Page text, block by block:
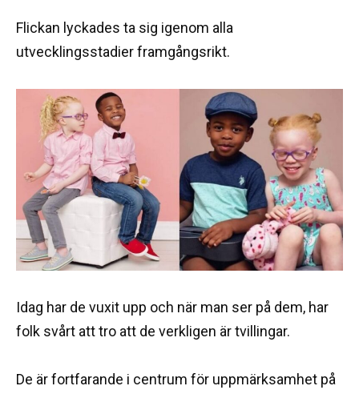
Flickan lyckades ta sig igenom alla
utvecklingsstadier framgångsrikt.
Idag har de vuxit upp och när man ser på dem, har
folk svårt att tro att de verkligen är tvillingar.
De är fortfarande i centrum för uppmärksamhet på